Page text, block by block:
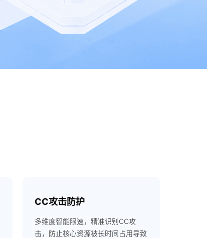
CC攻击防护
多维度智能限速，精准识别CC攻
击，防止核心资源被长时间占用导致